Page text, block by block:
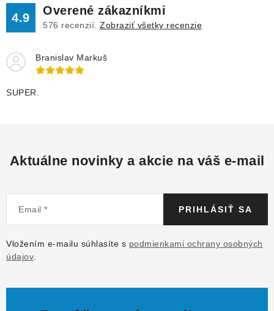
4.9
Overené zákazníkmi
576 recenzií. Zobraziť všetky recenzie
Branislav Markuš
SUPER.
Aktuálne novinky a akcie na váš e-mail
Email
Vložením e-mailu súhlasíte s podmienkami ochrany osobných
údajov
PRIHLÁSIŤ SA